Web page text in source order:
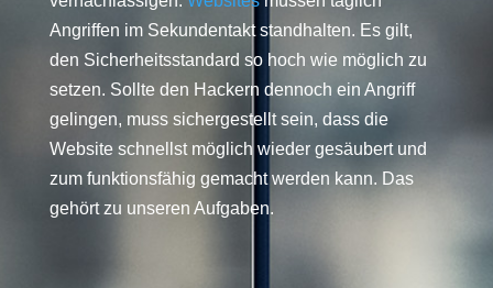
Angriffen im Sekundentakt standhalten. Es gilt,
den Sicherheitsstandard so hoch wie möglich zu
setzen. Sollte den Hackern dennoch ein Angriff
gelingen, muss sichergestellt sein, dass die
Website schnellst möglich wieder gesäubert und
zum funktionsfähig gemacht werden kann. Das
gehört zu unseren Aufgaben.